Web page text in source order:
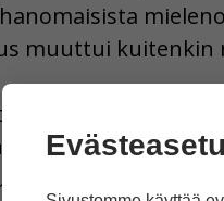
muuttui kuitenkin
vastustivat
Pääministeriä ja
muassa